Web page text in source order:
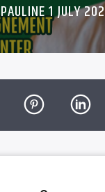
PAULINE 1 JULY